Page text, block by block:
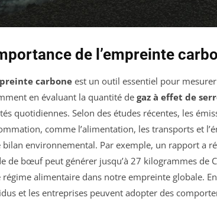
de l’empreinte
carbone est un outil essentiel pour
en évaluant la quantité de gaz à effet de
quotidiennes. Selon des études récentes, les
comme l’alimentation, les transports et
bilan environnemental. Par exemple, un rapport a
de bœuf peut générer jusqu’à 27 kilogrammes de
régime alimentaire dans notre empreinte globale.
et les entreprises peuvent adopter des